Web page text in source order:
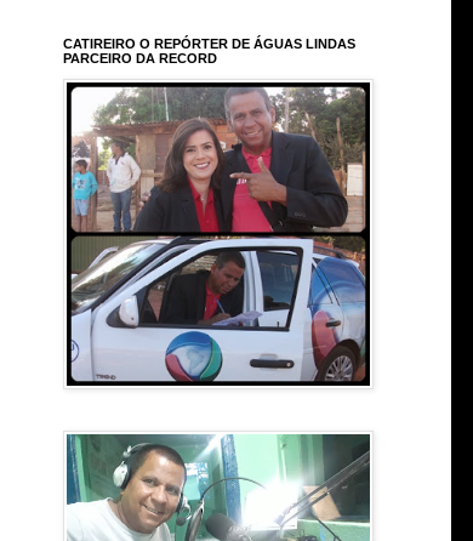
CATIREIRO O REPÓRTER DE ÁGUAS LINDAS
PARCEIRO DA RECORD